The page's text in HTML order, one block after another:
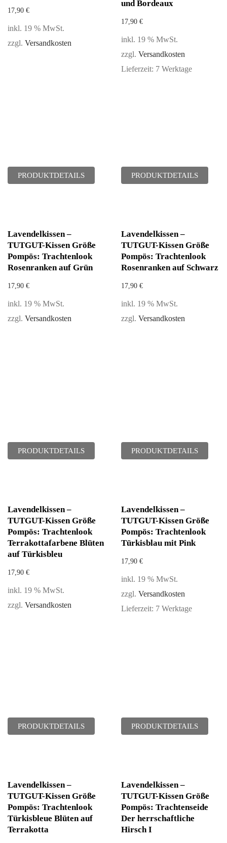
17,90 €
inkl. 19 % MwSt.
zzgl. Versandkosten
PRODUKTDETAILS
und Bordeaux
17,90 €
inkl. 19 % MwSt.
zzgl. Versandkosten
Lieferzeit: 7 Werktage
PRODUKTDETAILS
Lavendelkissen –
TUTGUT-Kissen Größe
Pompös: Trachtenlook
Rosenranken auf Grün
17,90 €
inkl. 19 % MwSt.
zzgl. Versandkosten
PRODUKTDETAILS
Lavendelkissen –
TUTGUT-Kissen Größe
Pompös: Trachtenlook
Rosenranken auf Schwarz
17,90 €
inkl. 19 % MwSt.
zzgl. Versandkosten
PRODUKTDETAILS
Lavendelkissen –
TUTGUT-Kissen Größe
Pompös: Trachtenlook
Terrakottafarbene Blüten
auf Türkisbleu
17,90 €
inkl. 19 % MwSt.
zzgl. Versandkosten
PRODUKTDETAILS
Lavendelkissen –
TUTGUT-Kissen Größe
Pompös: Trachtenlook
Türkisblau mit Pink
17,90 €
inkl. 19 % MwSt.
zzgl. Versandkosten
Lieferzeit: 7 Werktage
PRODUKTDETAILS
Lavendelkissen –
TUTGUT-Kissen Größe
Pompös: Trachtenlook
Türkisbleue Blüten auf
Terrakotta
Lavendelkissen –
TUTGUT-Kissen Größe
Pompös: Trachtenseide
Der herrschaftliche
Hirsch I